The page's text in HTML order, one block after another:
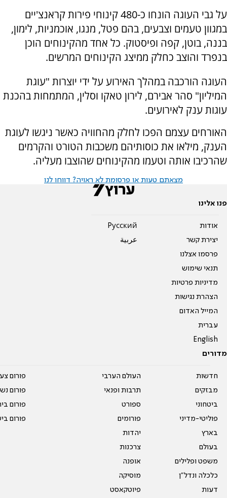
על גבי העוגה הונחו כ-480 קינוחי פירות קראנצ'יים
במגוון טעמים וצבעים, בהם פטל, מנגו, אוכמניות, לימון,
בננה, בוטן, קפה ופיסטוק. כל אחד מהקינוחים הוכן
בנפרד והוצב כחלק ממיצג הקינוחים המרשים.
העוגה הורכבה במהלך האירוע על ידי יוצרות "עוגת
המיליון" סהר אבירם, לירון טאקו וסלין, המתמחות בהכנת
עוגות ענק לאירועים.
האורחים עצמם הפכו לחלק מהחוויה כאשר ניגשו לעוגת
הענק, מילאו את כוסותיהם משכבות הטורט והקרמים
שהרכיבו אותה וטעמו מהקינוחים שהוצבו מעליה.
מצאתם טעות או פרסומת לא ראויה? דווחו לנו
פנו אלינו
אודות
יצירת קשר
פרסמו אצלנו
תנאי שימוש
מדיניות פרטיות
הצהרת נגישות
המייל האדום
עברית
English
Pусский
عربية
מדורים
חדשות
מבזקים
ביטחוני
פוליטי-מדיני
בארץ
בעולם
משפט ופלילים
כלכלה ונדל"ן
דעות
העולם הערבי
תרבות ופנאי
ספורט
פורומים
יהדות
צרכנות
אופנה
מוסיקה
פיוטקאסט
פורום
פורום
פורום
פורום